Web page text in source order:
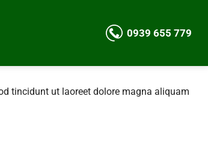
0939 655 779
tincidunt ut laoreet dolore magna aliquam